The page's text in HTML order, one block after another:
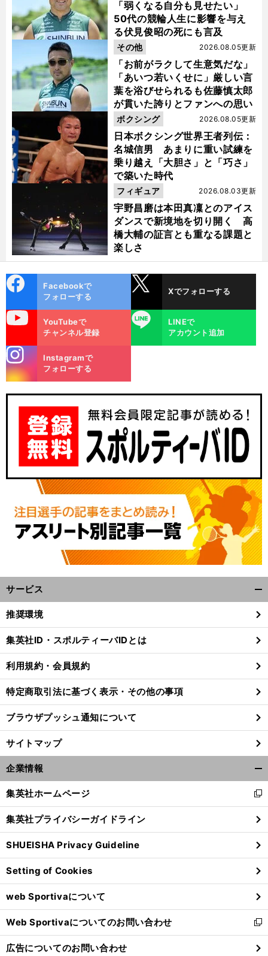
無
」 。
容
」
日
向坂46影山優佳がゲームで「
し
んみりすることもあります
」
。
その理由は
？
「弱くなる自分も見せたい」
50代の競輪人生に影響を与え
る伏見俊昭の死にも言及
「お前がラクして生意気だな」
「あいつ若いくせに」厳しい言
葉を浴びせられるも佐藤慎太郎
が貫いた誇りとファンへの思い
2026.08.05更新
その他
日本ボクシング世界王者列伝：
名城信男 あまりに重い試練を
乗り越え「大胆さ」と「巧さ」
で築いた時代
2026.08.05更新
ボクシング
宇野昌磨は本田真凜とのアイス
ダンスで新境地を切り開く 高
橋大輔の証言とも重なる課題と
楽しさ
2026.08.03更新
フィギュア
ok
Facebookで
フォローする
Xでフォローする
YouTubeで
チャンネル登録
LINE
LINEで
アカウント追加
m
Instagramで
フォローする
サービス
閉
る
推奨環境
集英社ID・スポルティーバIDとは
利用規約・会員規約
特定商取引法に基づく表示・その他の事項
ブラウザプッシュ通知について
サイトマップ
企業情報
閉
る
集英社ホームページ
新
し
い
ウ
ィ
ン
ド
ウ
で
開
く
集英社プライバシーガイドライン
SHUEISHA Privacy Guideline
Setting of Cookies
web Sportivaについて
Web Sportivaについてのお問い合わせ
新
し
い
広告についてのお問い合わせ